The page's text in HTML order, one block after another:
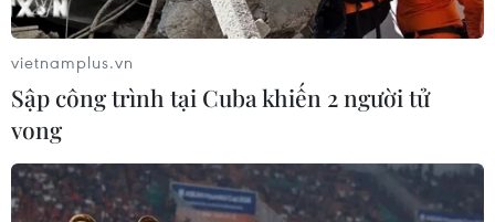
Đại sứ quán Việt Nam tại Israel
xác định ưu tiên cao nhất hiện
nay là tập trung đảm bảo an ninh,
an toàn đối với cộng đồng người
Việt tại địa bàn, đồng thời lưu ý
vietnamplus.vn
Sập công trình tại Cuba khiến 2 người tử
vong